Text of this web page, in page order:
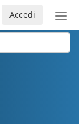
Accedi